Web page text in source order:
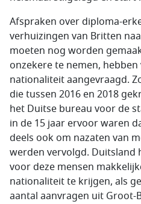
Afspraken over diploma-
verhuizingen van Britten
moeten nog worden
onzekere te nemen,
nationaliteit aangevraagd.
die tussen 2016 en 2018
het Duitse bureau voor de
in de 15 jaar ervoor waren
deels ook om nazaten van
werden vervolgd.
voor deze mensen
nationaliteit te krijgen, als
aantal aanvragen uit Groot-